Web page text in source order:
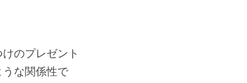
のプレゼント
な関係性で